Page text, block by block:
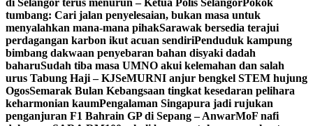
di Selangor terus menurun – Ketua Polis SelangorPokok
tumbang: Cari jalan penyelesaian, bukan masa untuk
menyalahkan mana-mana pihakSarawak bersedia terajui
perdagangan karbon ikut acuan sendiriPenduduk kampung
bimbang dakwaan penyebaran bahan disyaki dadah
baharuSudah tiba masa UMNO akui kelemahan dan salah
urus Tabung Haji – KJSeMURNI anjur bengkel STEM hujung
OgosSemarak Bulan Kebangsaan tingkat kesedaran pelihara
keharmonian kaumPengalaman Singapura jadi rujukan
penganjuran F1 Bahrain GP di Sepang – AnwarMoF nafi